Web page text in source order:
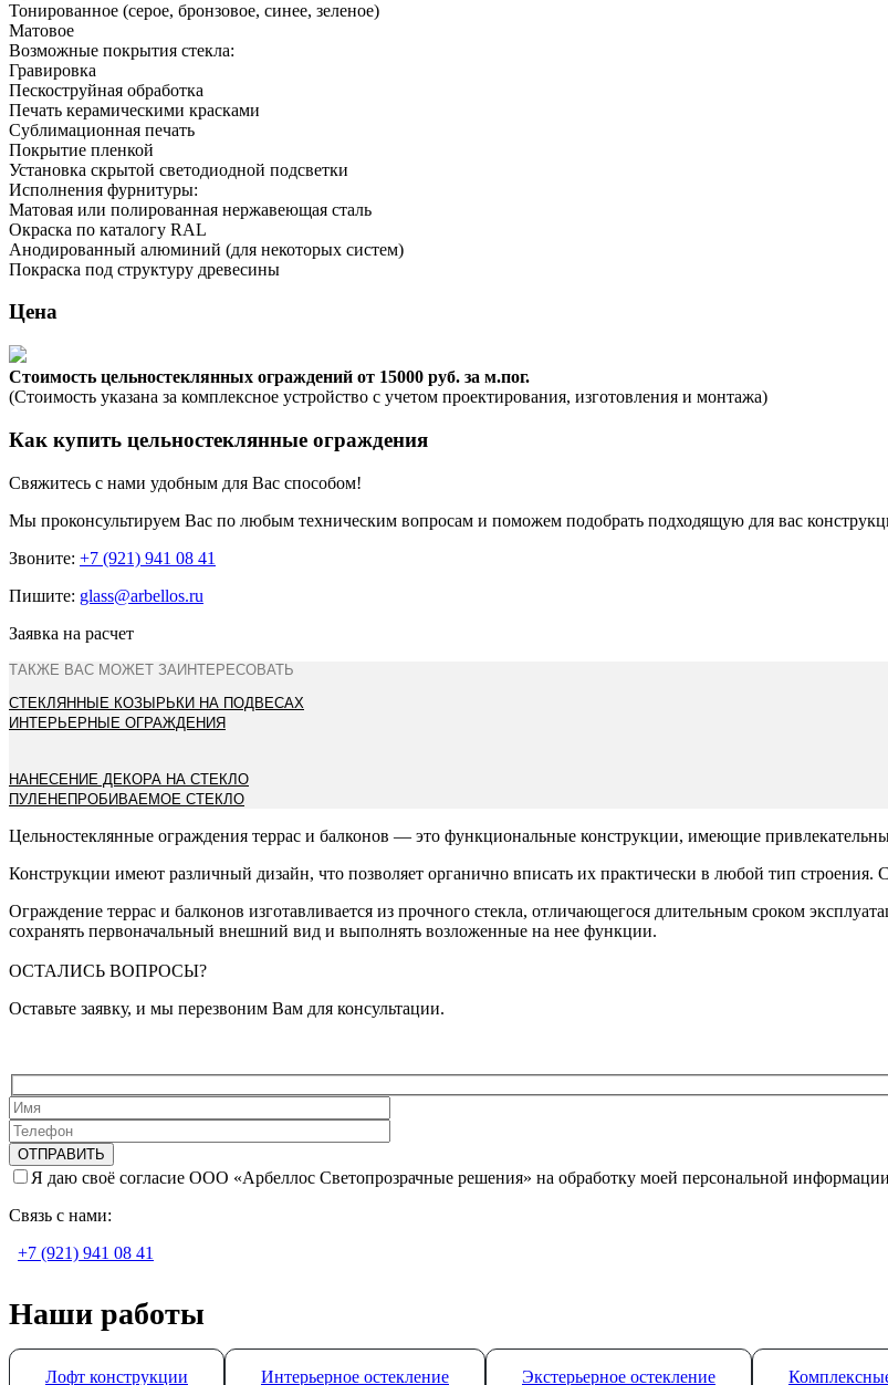
Тонированное (серое, бронзовое, синее, зеленое)
Матовое
Возможные покрытия стекла:
Гравировка
Пескоструйная обработка
Печать керамическими красками
Сублимационная печать
Покрытие пленкой
Установка скрытой светодиодной подсветки
Исполнения фурнитуры:
Матовая или полированная нержавеющая сталь
Окраска по каталогу RAL
Анодированный алюминий (для некоторых систем)
Покраска под структуру древесины
Цена
Стоимость цельностеклянных ограждений от 15000 руб. за м.пог.
(Стоимость указана за комплексное устройство с учетом проектирования, изготовления и монтажа)
Как купить цельностеклянные ограждения
Свяжитесь с нами удобным для Вас способом!
Мы проконсультируем Вас по любым техническим вопросам и поможем подобрать подходящую для вас
Звоните: +7 (921) 941 08 41
Пишите: glass@arbellos.ru
Заявка на расчет
ТАКЖЕ ВАС МОЖЕТ ЗАИНТЕРЕСОВАТЬ
СТЕКЛЯННЫЕ КОЗЫРЬКИ НА ПОДВЕСАХ
ИНТЕРЬЕРНЫЕ ОГРАЖДЕНИЯ
НАНЕСЕНИЕ ДЕКОРА НА СТЕКЛО
ПУЛЕНЕПРОБИВАЕМОЕ СТЕКЛО
Цельностеклянные ограждения террас и балконов — это функциональные конструкции, имеющие
Конструкции имеют различный дизайн, что позволяет органично вписать их практически в любой тип
Ограждение террас и балконов изготавливается из прочного стекла, отличающегося длительным сроком
сохранять первоначальный внешний вид и выполнять возложенные на нее функции.
ОСТАЛИСЬ ВОПРОСЫ?
Оставьте заявку, и мы перезвоним Вам для консультации.
Я даю своё согласие ООО «Арбеллос Светопрозрачные решения» на обработку моей персональной
Связь с нами:
+7 (921) 941 08 41
Наши работы
Лофт конструкции Интерьерное остекление Экстерьерное остекление